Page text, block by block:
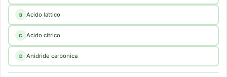
B Acido lattico
C Acido citrico
D Anidride carbonica